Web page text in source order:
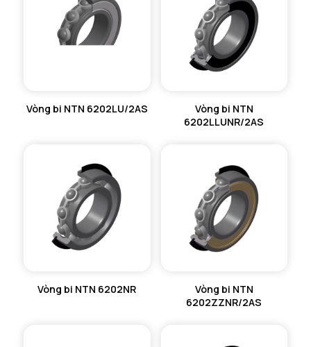
Vòng bi NTN 6202LU/2AS
Vòng bi NTN
6202LLUNR/2AS
Vòng bi NTN 6202NR
Vòng bi NTN
6202ZZNR/2AS